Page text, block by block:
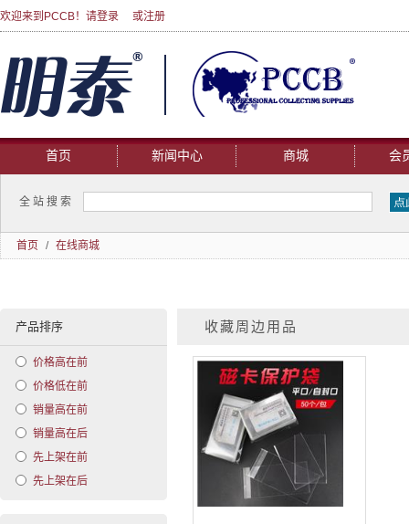
欢迎来到PCCB！请登录 或注册
首页 新闻中心 商城 会
全站搜索
首页 / 在线商城
产品排序
价格高在前
价格低在前
销量高在前
销量高在后
先上架在前
先上架在后
收藏周边用品